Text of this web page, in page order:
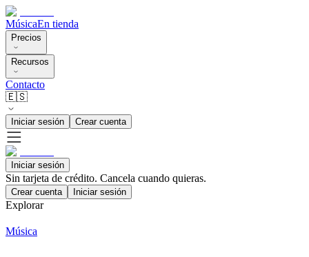
MúsicaEn tienda
Precios
Recursos
Contacto
🇪🇸
Iniciar sesión Crear cuenta
Iniciar sesión
Sin tarjeta de crédito. Cancela cuando quieras.
Crear cuenta Iniciar sesión
Explorar
Música